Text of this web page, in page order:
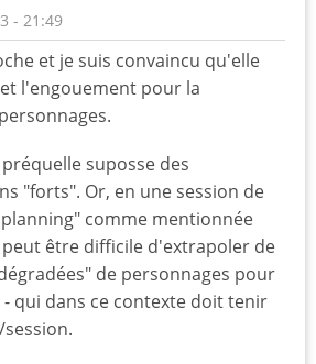
- 21:49
et je suis convaincu qu'elle
l'engouement pour la
suposse des
"forts". Or, en une session de
comme mentionnée
être difficile d'extrapoler de
de personnages pour
qui dans ce contexte doit tenir